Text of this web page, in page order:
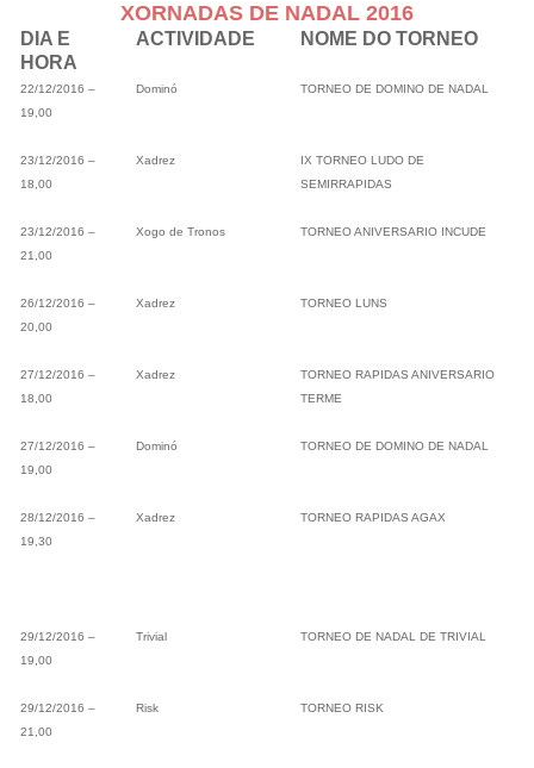
XORNADAS DE NADAL 2016
DIA E
HORA
ACTIVIDADE NOME DO TORNEO
22/12/2016 –
19,00
Dominó TORNEO DE DOMINO DE NADAL
23/12/2016 –
18,00
Xadrez
IX TORNEO LUDO DE
SEMIRRAPIDAS
23/12/2016 –
21,00
Xogo de Tronos TORNEO ANIVERSARIO INCUDE
26/12/2016 –
20,00
Xadrez TORNEO LUNS
27/12/2016 –
18,00
Xadrez
TORNEO RAPIDAS ANIVERSARIO
TERME
27/12/2016 –
19,00
Dominó TORNEO DE DOMINO DE NADAL
28/12/2016 –
19,30
Xadrez TORNEO RAPIDAS AGAX
29/12/2016 –
19,00
Trivial TORNEO DE NADAL DE TRIVIAL
29/12/2016 –
21,00
Risk TORNEO RISK